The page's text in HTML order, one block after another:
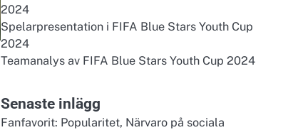
2024
Spelarpresentation i FIFA Blue Stars Youth Cup
2024
Teamanalys av FIFA Blue Stars Youth Cup 2024
Senaste inlägg
Fanfavorit: Popularitet, Närvaro på sociala